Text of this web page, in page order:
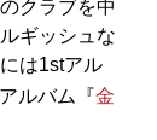
クラブを中
ギッシュな
は1stアル
ルバム『金